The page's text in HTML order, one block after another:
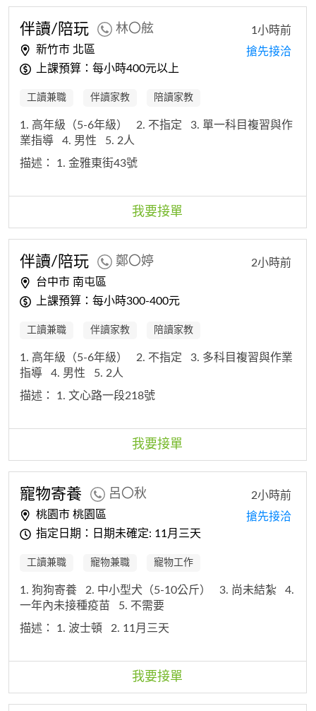
伴讀/陪玩 林〇舷
新竹市 北區
上課預算：每小時400元以上
1小時前
搶先接洽
工讀兼職 伴讀家教 陪讀家教
1. 高年級（5-6年級） 2. 不指定
3. 單一科目複習與作
業指導
4. 男性
5. 2人
描述： 1. 金雅東街43號
我要接單
伴讀/陪玩 鄭〇婷
台中市 南屯區
上課預算：每小時300-400元
2小時前
工讀兼職 伴讀家教 陪讀家教
1. 高年級（5-6年級） 2. 不指定
3. 多科目複習與作業
指導
4. 男性
5. 2人
描述： 1. 文心路一段218號
我要接單
寵物寄養 呂〇秋
桃園市 桃園區
指定日期：日期未確定: 11月三天
2小時前
搶先接洽
工讀兼職 寵物兼職 寵物工作
1. 狗狗寄養 2. 中小型犬（5-10公斤） 3. 尚未結紮
4.
一年內未接種疫苗
5. 不需要
描述： 1. 波士頓 2. 11月三天
我要接單